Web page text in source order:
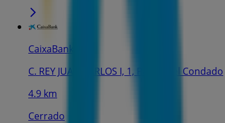
CaixaBank
C. REY JUAN CARLOS I, 1, Palma del Condado
4.9 km
Cerrado